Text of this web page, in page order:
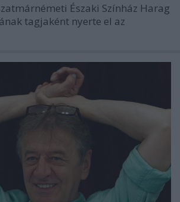
Északi Színház Harag
tagjaként nyerte el az